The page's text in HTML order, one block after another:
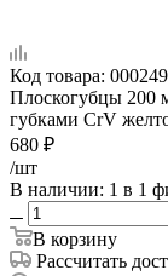
Код товара:
Плоскогубцы 200
губками CrV
680 ₽
/шт
В наличии: 1 в 1
В корзину
Рассчитать